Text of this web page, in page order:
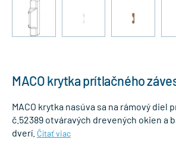
MACO krytka prítlačného
MACO krytka nasúva sa na rámový diel
č.52389 otváravých drevených okien a
dverí. Čítať viac